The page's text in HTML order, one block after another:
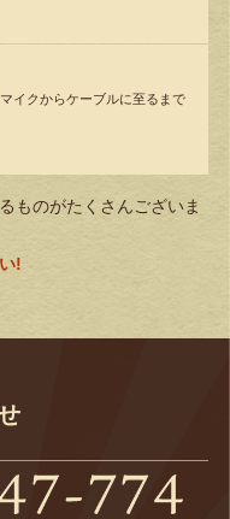
イクからケーブルに至るまで
ものがたくさんございま
!